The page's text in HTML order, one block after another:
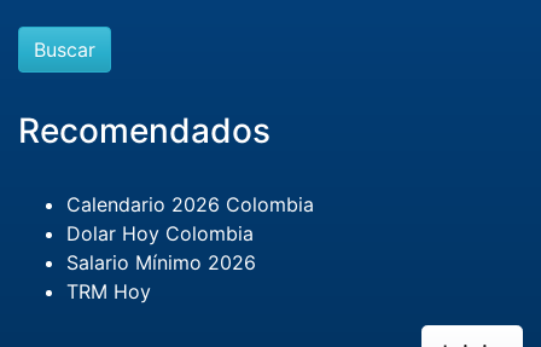
Buscar
Recomendados
Calendario 2026 Colombia
Dolar Hoy Colombia
Salario Mínimo 2026
TRM Hoy